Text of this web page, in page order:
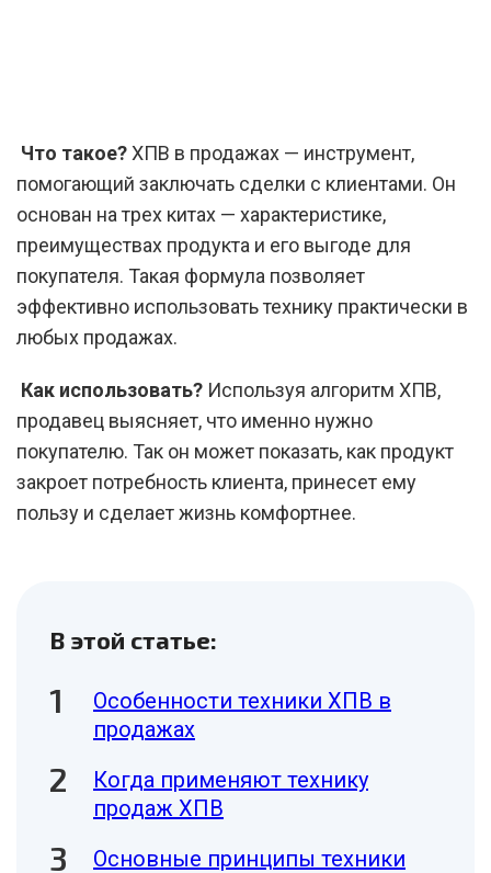
Что такое?ХПВ в продажах — инструмент,
помогающий заключать сделки с клиентами. Он
основан на трех китах — характеристике,
преимуществах продукта и его выгоде для
покупателя. Такая формула позволяет
эффективно использовать технику практически в
любых продажах.
Как использовать? Используя алгоритм ХПВ,
продавец выясняет, что именно нужно
покупателю. Так он может показать, как продукт
закроет потребность клиента, принесет ему
пользу и сделает жизнь комфортнее.
В этой статье:
Особенности техники ХПВ в
продажах
Когда применяют технику
продаж ХПВ
Основные принципы техники